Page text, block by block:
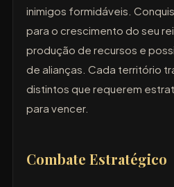
inimigos formidáveis.
para o crescimento do seu
produção de recursos e
de alianças. Cada território
distintos que requerem
para vencer.
Combate Estratégico